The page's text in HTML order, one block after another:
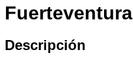
Fuerteventura
Descripción